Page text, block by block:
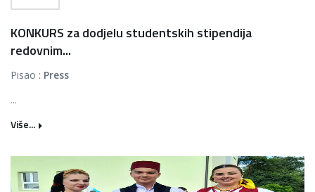
KONKURS za dodjelu studentskih stipendija
redovnim...
Pisao : Press
...
Više...